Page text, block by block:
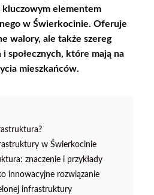
kluczowym elementem
w Świerkocinie. Oferuje
walory, ale także szereg
społecznych, które mają na
mieszkańców.
w Świerkocinie
znaczenie i przykłady
innowacyjne rozwiązanie
infrastruktury